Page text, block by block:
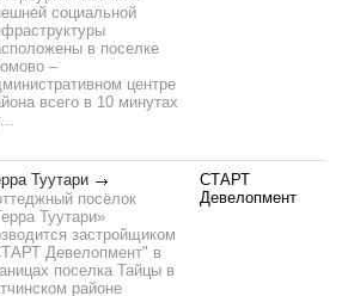
социальной
в поселке
–
центре
всего в 10 минутах
Туутари
посёлок
Туутари»
застройщиком
Девелопмент" в
поселка Тайцы в
районе
СТАРТ
Девелопмент